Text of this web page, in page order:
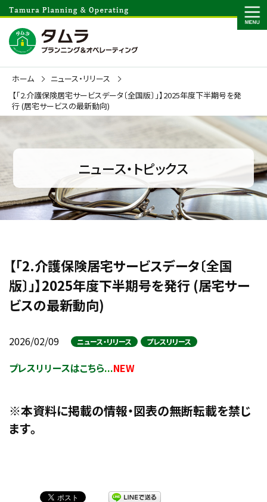
ホーム
ニュース・リリース
【「2.介護保険居宅サービスデータ〔全国版〕」】2025年度下半期号を発
行 (居宅サービスの最新動向)
ニュース・トピックス
【「2.介護保険居宅サービスデータ〔全国
版〕」】2025年度下半期号を発行 (居宅サー
ビスの最新動向)
2026/02/09 ニュース・リリース プレスリリース
プレスリリースはこちら...NEW
※本資料に掲載の情報・図表の無断転載を禁じ
ます。